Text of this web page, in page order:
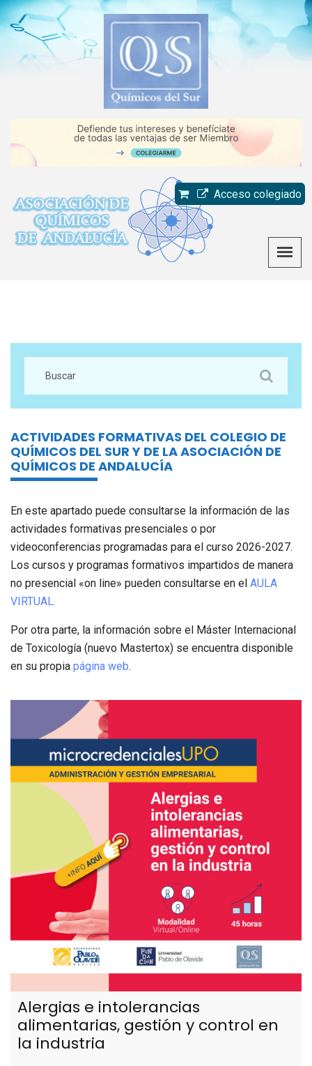
Acceso colegiado
ACTIVIDADES FORMATIVAS DEL COLEGIO DE
QUÍMICOS DEL SUR Y DE LA ASOCIACIÓN DE
QUÍMICOS DE ANDALUCÍA
En este apartado puede consultarse la información de las
actividades formativas presenciales o por
videoconferencias programadas para el curso 2026-2027.
Los cursos y programas formativos impartidos de manera
no presencial «on line» pueden consultarse en el AULA
VIRTUAL.
Por otra parte, la información sobre el Máster Internacional
de Toxicología (nuevo Mastertox) se encuentra disponible
en su propia página web.
Alergias e intolerancias
alimentarias, gestión y control en
la industria